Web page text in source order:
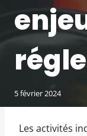
5 février 2024
Les activités